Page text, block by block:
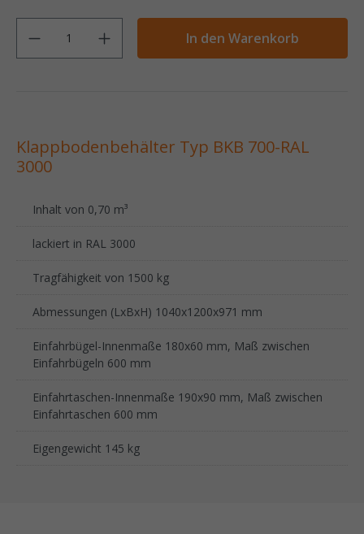
Anzahl
In den Warenkorb
Klappbodenbehälter Typ BKB 700-RAL
3000
Inhalt von 0,70 m³
lackiert in RAL 3000
Tragfähigkeit von 1500 kg
Abmessungen (LxBxH) 1040x1200x971 mm
Einfahrbügel-Innenmaße 180x60 mm, Maß zwischen
Einfahrbügeln 600 mm
Einfahrtaschen-Innenmaße 190x90 mm, Maß zwischen
Einfahrtaschen 600 mm
Eigengewicht 145 kg